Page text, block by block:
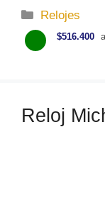
C
a
t
r
Relojes
$516.400
Reloj